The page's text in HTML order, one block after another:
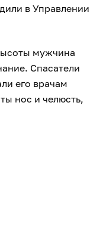
в Управлении
мужчина
Спасатели
его врачам
нос и челюсть,